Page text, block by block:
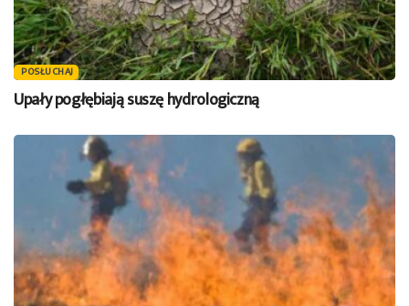
POSŁUCHAJ
Upały pogłębiają suszę hydrologiczną